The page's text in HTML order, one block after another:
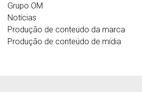
Grupo OM
Notícias
Produção de conteúdo da marca
Produção de conteúdo de mídia